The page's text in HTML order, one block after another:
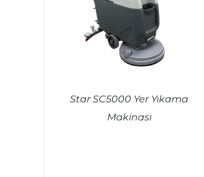
Star SC5000 Yer Yıkama
Makinası